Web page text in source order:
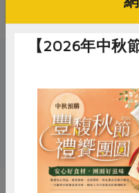
# 防災食品
# 水產海
惜食 RPET
雞蛋 食安
【2026年中秋